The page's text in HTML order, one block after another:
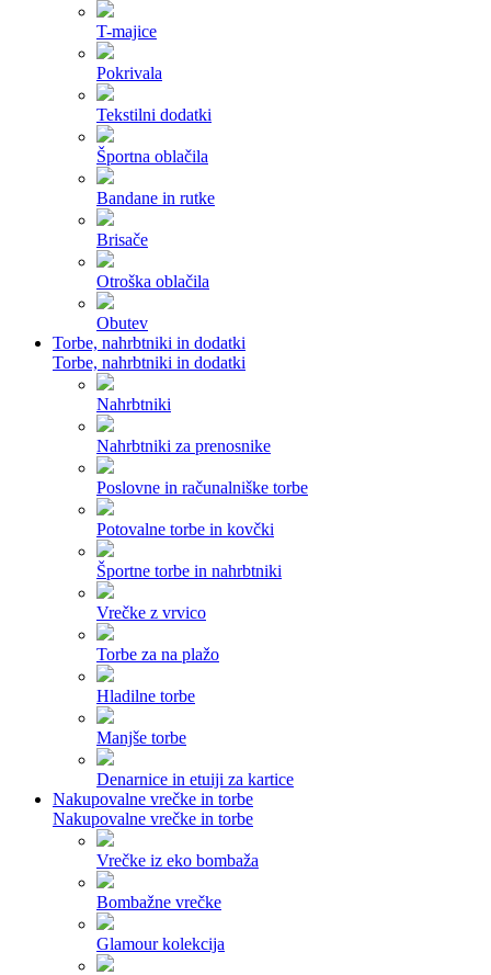
T-majice
Pokrivala
Tekstilni dodatki
Športna oblačila
Bandane in rutke
Brisače
Otroška oblačila
Obutev
Torbe, nahrbtniki in dodatki
Torbe, nahrbtniki in dodatki
Nahrbtniki
Nahrbtniki za prenosnike
Poslovne in računalniške torbe
Potovalne torbe in kovčki
Športne torbe in nahrbtniki
Vrečke z vrvico
Torbe za na plažo
Hladilne torbe
Manjše torbe
Denarnice in etuiji za kartice
Nakupovalne vrečke in torbe
Nakupovalne vrečke in torbe
Vrečke iz eko bombaža
Bombažne vrečke
Glamour kolekcija